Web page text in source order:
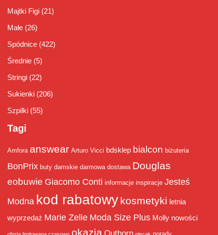
Majtki Figi (21)
Małe (26)
Spódnice (422)
Średnie (5)
Stringi (22)
Sukienki (206)
Szpilki (55)
Tagi
Amfora answear Arturo Vicci bdsklep bialcon biżuteria
BonPrix buty damskie darmowa dostawa Douglas
eobuwie Giacomo Conti informacje inspiracje Jesteś
Modna kod rabatowy kosmetyki letnia
wyprzedaż Marie Zelie Moda Size Plus Molly nowości